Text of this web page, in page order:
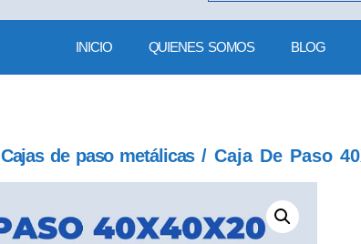
INICIO QUIENES SOMOS BLOG
Cajas de paso metálicas/ Caja De Paso